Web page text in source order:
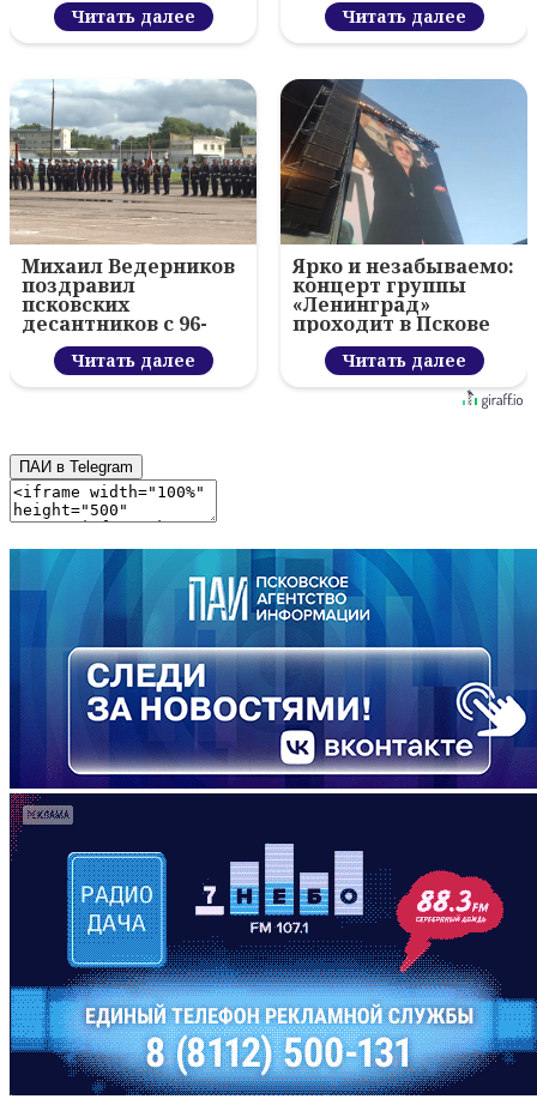
Читать далее Читать далее
Михаил Ведерников
поздравил
псковских
десантников с 96-
летием ВДВ и
вручил награды
Читать далее
Ярко и незабываемо:
концерт группы
«Ленинград»
проходит в Пскове
Читать далее
ПАИ в Telegram